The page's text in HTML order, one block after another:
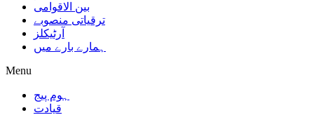
بین الاقوامی
ترقیاتی منصوبے
آرٹیکلز
ہمارے بارے میں
Menu
ہوم پیج
قیادت